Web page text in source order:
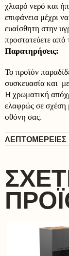
χλιαρό νερό και
επιφάνεια μέχρι
ευαίσθητη στην
προστατεύετε από
Παρατηρήσεις:
Το προϊόν
συσκευασία και
Η χρωματική
ελαφρώς σε σχέση
οθόνη σας.
ΛΕΠΤΟΜΕΡΕΙΕΣ